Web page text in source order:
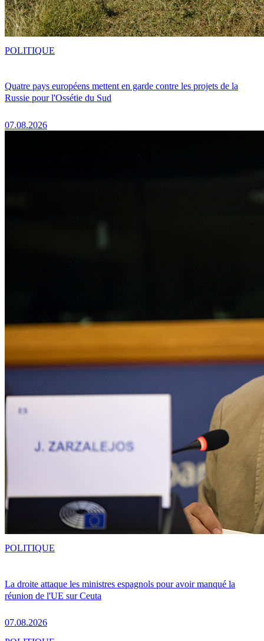
Quatre pays européens mettent en garde contre les projets de la
Russie pour l'Ossétie du Sud
07.08.2026
POLITIQUE
La droite attaque les ministres espagnols pour avoir manqué la
réunion de l'UE sur Ceuta
07.08.2026
POLITIQUE